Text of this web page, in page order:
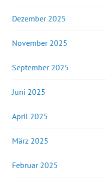
Dezember 2025
November 2025
September 2025
Juni 2025
April 2025
März 2025
Februar 2025